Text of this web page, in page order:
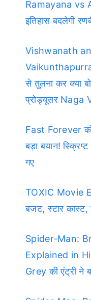
Ramayana vs
इतिहास बदलेगी
Vishwanath
से तुलना कर क्या
प्रोड्यूसर Naga
Fast Forever
बड़ा बयान!
गए
TOXIC Movie
बजट, स्टार
Spider-Man:
Explained in
Grey की एंट्री ने